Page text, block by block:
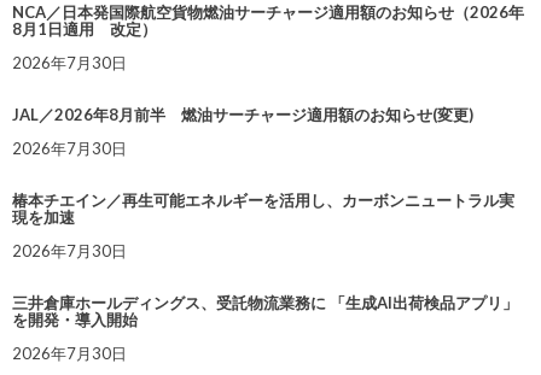
NCA／日本発国際航空貨物燃油サーチャージ適用額のお知らせ（2026年
8月1日適用 改定）
2026年7月30日
JAL／2026年8月前半 燃油サーチャージ適用額のお知らせ(変更)
2026年7月30日
椿本チエイン／再生可能エネルギーを活用し、カーボンニュートラル実
現を加速
2026年7月30日
三井倉庫ホールディングス、受託物流業務に 「生成AI出荷検品アプリ」
を開発・導入開始
2026年7月30日